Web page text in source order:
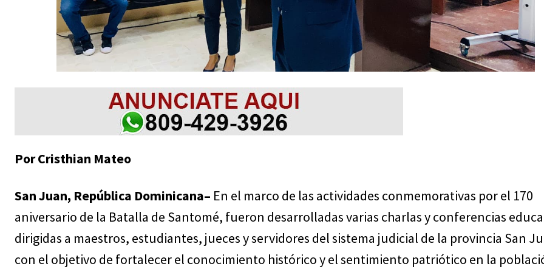
Por Cristhian Mateo
San Juan, República Dominicana– En el marco de las actividades conmemorativas por el 170
aniversario de la Batalla de Santomé, fueron desarrolladas varias charlas y conferencias
dirigidas a maestros, estudiantes, jueces y servidores del sistema judicial de la provincia San
con el objetivo de fortalecer el conocimiento histórico y el sentimiento patriótico en la